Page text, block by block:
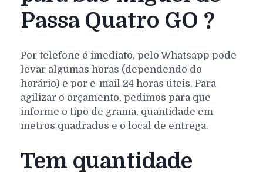
Passa Quatro GO ?
Por telefone é imediato, pelo Whatsapp pode
levar algumas horas (dependendo do
horário) e por e-mail 24 horas úteis. Para
agilizar o orçamento, pedimos para que
informe o tipo de grama, quantidade em
metros quadrados e o local de entrega.
Tem quantidade